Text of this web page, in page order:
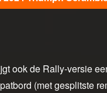
ook de Rally-versie
(met gesplitste